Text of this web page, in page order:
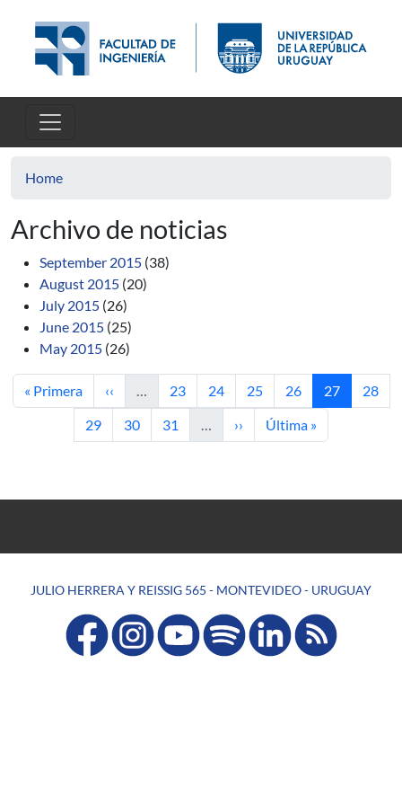
Home
Archivo de noticias
September 2015 (38)
August 2015 (20)
July 2015 (26)
June 2015 (25)
May 2015 (26)
First page
« Primera Previous page
‹‹ … Page
23 Page
24 Page
25 Page
26 Current
27 Page
28
Page
29 Page
30 Page
31 … Next page
›› Last page
Última »
JULIO HERRERA Y REISSIG 565 - MONTEVIDEO - URUGUAY